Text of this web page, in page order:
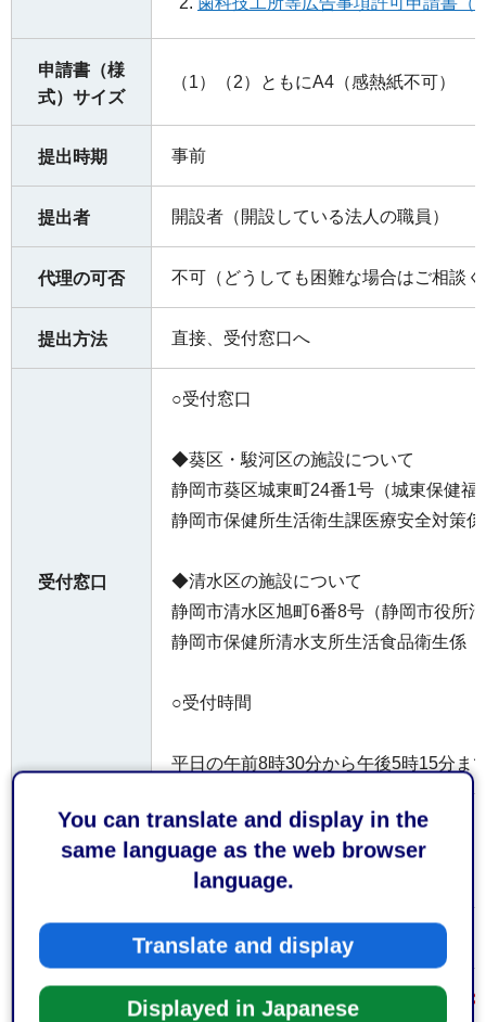
You can translate and display in the
same language as the web browser
language.
Translate and display
Displayed in Japanese
申請書（様
式）サイズ
（1）（2）ともにA4（感熱紙不可）
提出時期 事前
提出者 開設者（開設している法人の職員）
代理の可否 不可（どうしても困難な場合はご相談
提出方法 直接、受付窓口へ
受付窓口
○受付窓口
◆葵区・駿河区の施設について
静岡市葵区城東町24番1号（城東保健福
静岡市保健所生活衛生課医療安全対策係
◆清水区の施設について
静岡市清水区旭町6番8号（静岡市役所
静岡市保健所清水支所生活食品衛生係
○受付時間
平日の午前8時30分から午後5時15分ま
お持ちして
いただくも
なし
費用 なし
注意事項 内容について、事前に担当者にご相談